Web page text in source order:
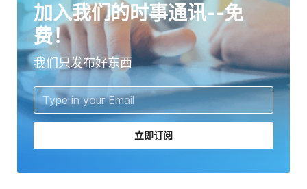
加入我们的时事通讯--免
费！
我们只发布好东西
立即订阅